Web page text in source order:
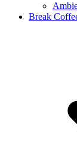
Break